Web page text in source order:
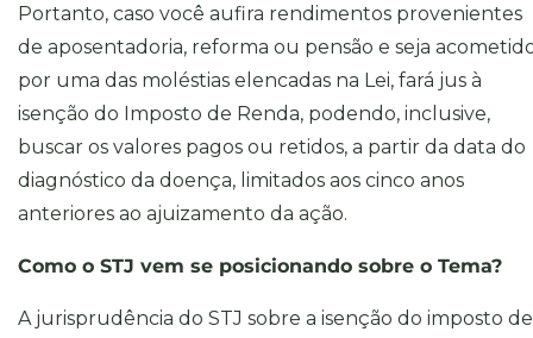
Portanto, caso você aufira rendimentos provenientes
de aposentadoria, reforma ou pensão e seja
por uma das moléstias elencadas na Lei, fará jus à
isenção do Imposto de Renda, podendo, inclusive,
buscar os valores pagos ou retidos, a partir da data do
diagnóstico da doença, limitados aos cinco anos
anteriores ao ajuizamento da ação.
Como o STJ vem se posicionando sobre o Tema?
A jurisprudência do STJ sobre a isenção do imposto de